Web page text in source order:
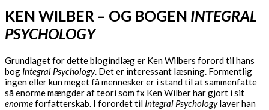
KEN WILBER – OG BOGEN INTEGRAL
PSYCHOLOGY
Grundlaget for dette blogindlæg er Ken Wilbers forord til hans
bog Integral Psychology. Det er interessant læsning. Formentlig
ingen eller kun meget få mennesker er i stand til at sammenfatte
så enorme mængder af teori som fx Ken Wilber har gjort i sit
enormeforfatterskab. I forordet til Integral Psychologylaver han